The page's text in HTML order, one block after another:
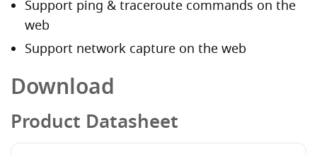
Support ping & traceroute commands on the
web
Support network capture on the web
Download
Product Datasheet